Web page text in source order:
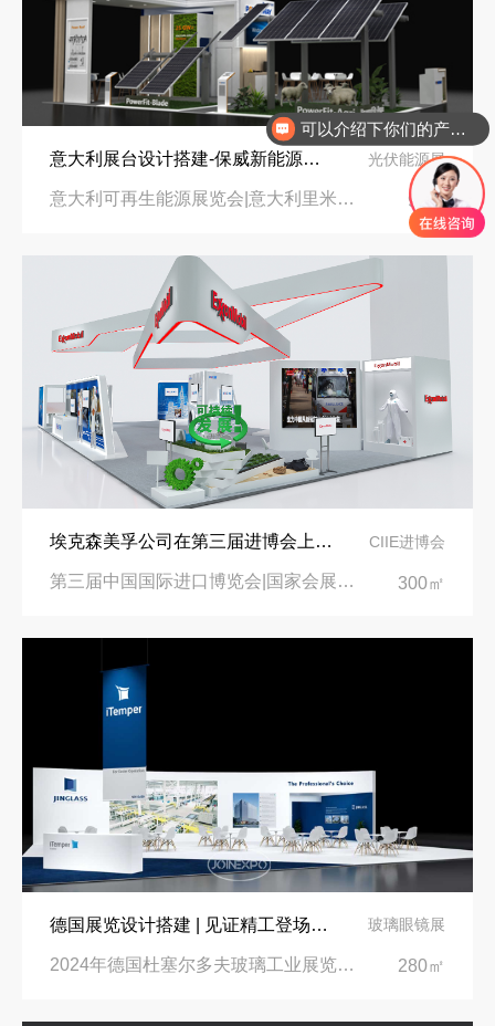
意大利展台设计搭建-保威新能源在意大利里米尼会展中心推出最新产品-中励展览设计策划公司 光伏能源展
意大利可再生能源展览会|意大利里米尼会展中心 96㎡
埃克森美孚公司在第三届进博会上展示非凡的展台搭建设计 CIIE进博会
第三届中国国际进口博览会|国家会展中心 300㎡
德国展览设计搭建 | 见证精工登场玻璃工业展览会 Glasstec 2024 玻璃眼镜展
2024年德国杜塞尔多夫玻璃工业展览会Glasstec|德国杜塞尔多夫会展中心 280㎡
可以介绍下你们的产品么